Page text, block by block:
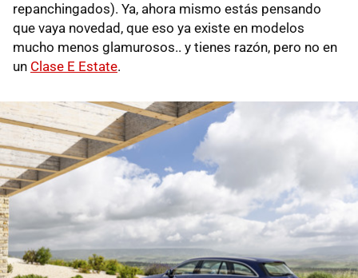
repanchingados). Ya, ahora mismo estás pensando
que vaya novedad, que eso ya existe en modelos
mucho menos glamurosos.. y tienes razón, pero no en
un Clase E Estate.